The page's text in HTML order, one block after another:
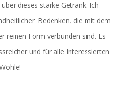
dieses starke Getränk. Ich
Bedenken, die mit dem
reinen Form verbunden sind. Es
und für alle Interessierten